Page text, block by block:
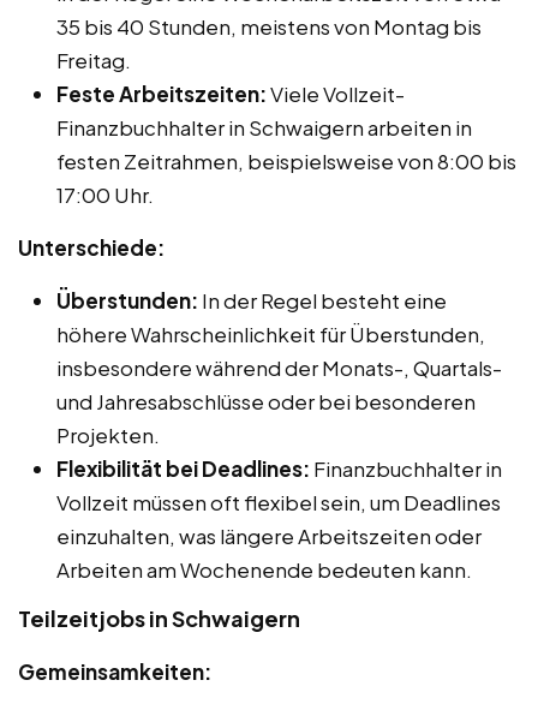
35 bis 40 Stunden, meistens von Montag bis
Freitag.
Feste Arbeitszeiten:Viele Vollzeit-
Finanzbuchhalter in Schwaigern arbeiten in
festen Zeitrahmen, beispielsweise von 8:00 bis
17:00 Uhr.
Unterschiede:
Überstunden: In der Regel besteht eine
höhere Wahrscheinlichkeit für Überstunden,
insbesondere während der Monats-, Quartals-
und Jahresabschlüsse oder bei besonderen
Projekten.
Flexibilität bei Deadlines: Finanzbuchhalter in
Vollzeit müssen oft flexibel sein, um Deadlines
einzuhalten, was längere Arbeitszeiten oder
Arbeiten am Wochenende bedeuten kann.
Teilzeitjobs in Schwaigern
Gemeinsamkeiten: